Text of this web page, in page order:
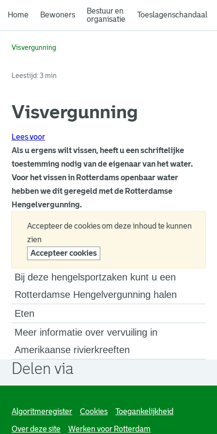
Home Bewoners
Bestuur en
organisatie
Toeslagenschandaal
Visvergunning
Leestijd: 3 min
Visvergunning
Lees voor
Als u ergens wilt vissen, heeft u een schriftelijke
toestemming nodig van de eigenaar van het water.
Voor het vissen in Rotterdams openbaar water
hebben we dit geregeld met de Rotterdamse
Hengelvergunning.
Accepteer de cookies om deze inhoud te kunnen
zien
Accepteer cookies
Bij deze hengelsportzaken kunt u een
Rotterdamse Hengelvergunning halen
Eten
Meer informatie over vervuiling in
Amerikaanse rivierkreeften
Delen via
Algoritmeregister Cookies Toegankelijkheid
Over deze site Werken voor Rotterdam